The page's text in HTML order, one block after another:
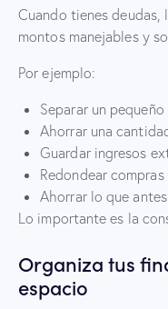
Cuando tienes deudas,
montos manejables y
Por ejemplo:
Separar un
Ahorrar una
Guardar ingresos
Redondear
Ahorrar lo que
Lo importante es la
Organiza tus
espacio